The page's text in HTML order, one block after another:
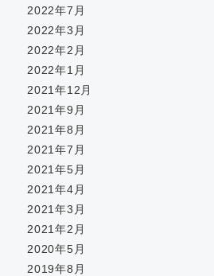
2022年7月
2022年3月
2022年2月
2022年1月
2021年12月
2021年9月
2021年8月
2021年7月
2021年5月
2021年4月
2021年3月
2021年2月
2020年5月
2019年8月